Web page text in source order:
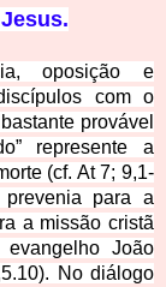
oposição e
com o
provável
represente a
(cf. At 7; 9,1-
para a
a missão cristã
João
No diálogo